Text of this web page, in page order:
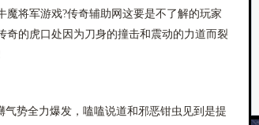
将军游戏?传奇辅助网这要是不了解的玩家
的虎口处因为刀身的撞击和震动的力道而裂
势全力爆发，嗑嗑说道和邪恶钳虫见到是提